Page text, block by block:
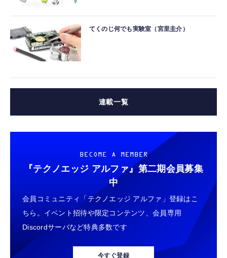
てくのじ何でも実験室（宮里圭介）
連載一覧
BECOME A MEMBER
『テクノエッジ アルファ』 第二期会員募集
中
会員コミュニティ「テクノエッジ アルファ」登録はこ
ちら。イベント招待や限定コンテンツ、会員専用
Discordサーバなど特典多数です
今すぐ登録